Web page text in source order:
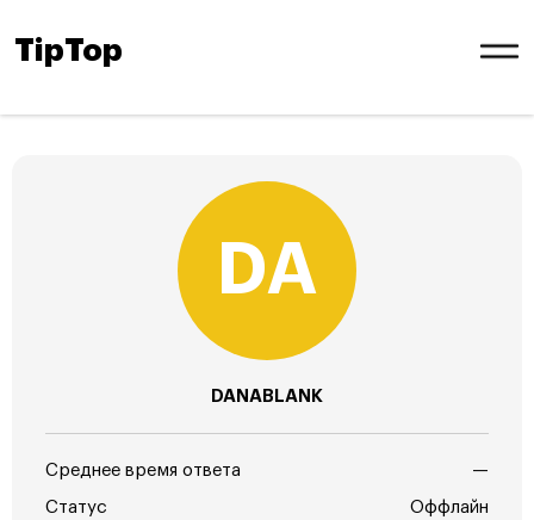
TipTop
DANABLANK
Среднее время ответа —
Статус Оффлайн